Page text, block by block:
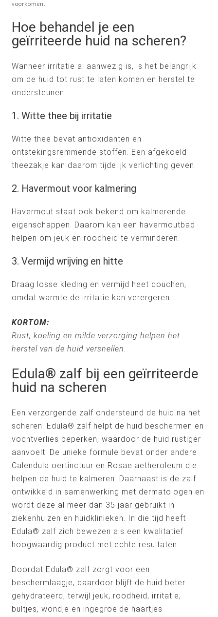
voorkomen.
Hoe behandel je een
geïrriteerde huid na scheren?
Wanneer irritatie al aanwezig is, is het belangrijk
om de huid tot rust te laten komen en herstel te
ondersteunen.
1. Witte thee bij irritatie
Witte thee bevat antioxidanten en
ontstekingsremmende stoffen. Een afgekoeld
theezakje kan daarom tijdelijk verlichting geven.
2. Havermout voor kalmering
Havermout staat ook bekend om kalmerende
eigenschappen. Daarom kan een havermoutbad
helpen om jeuk en roodheid te verminderen.
3. Vermijd wrijving en hitte
Draag losse kleding en vermijd heet douchen,
omdat warmte de irritatie kan verergeren.
KORTOM:
Rust, koeling en milde verzorging helpen het
herstel van de huid versnellen.
Edula® zalf bij een geïrriteerde
huid na scheren
Een verzorgende zalf ondersteund de huid na het
scheren. Edula® zalf helpt de huid beschermen en
vochtverlies beperken, waardoor de huid rustiger
aanvoelt. De unieke formule bevat onder andere
Calendula oertinctuur en Rosae aetheroleum die
helpen de huid te kalmeren. Daarnaast is de zalf
ontwikkeld in samenwerking met dermatologen en
wordt deze al meer dan 35 jaar gebruikt in
ziekenhuizen en huidklinieken. In die tijd heeft
Edula® zalf zich bewezen als een kwalitatief
hoogwaardig product met echte resultaten.
Doordat Edula® zalf zorgt voor een
beschermlaagje, daardoor blijft de huid beter
gehydrateerd, terwijl jeuk, roodheid, irritatie,
bultjes, wondje en ingegroeide haartjes